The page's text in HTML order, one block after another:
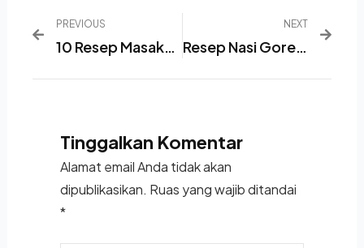
PREVIOUS
10 Resep Masakan Sehari-Hari Praktis Dan Lezat Untuk Keluarga
NEXT
Resep Nasi Goreng: Makanan Khas Indonesia Yang Mendunia
Tinggalkan Komentar
Alamat email Anda tidak akan
dipublikasikan. Ruas yang wajib ditandai
*